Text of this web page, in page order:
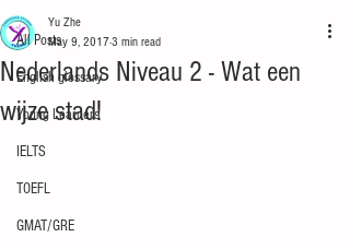
All Posts
English glossary
Young Learners
IELTS
TOEFL
GMAT/GRE
Nederlands Niveau 2 - Wat een
wijze stad!
Yu Zhe
May 9, 2017 3 min read